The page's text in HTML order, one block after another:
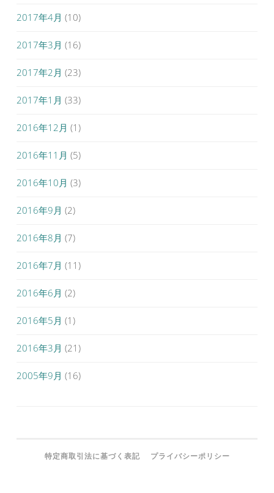
2017年4月 (10)
2017年3月 (16)
2017年2月 (23)
2017年1月 (33)
2016年12月 (1)
2016年11月 (5)
2016年10月 (3)
2016年9月 (2)
2016年8月 (7)
2016年7月 (11)
2016年6月 (2)
2016年5月 (1)
2016年3月 (21)
2005年9月 (16)
特定商取引法に基づく表記 プライバシーポリシー